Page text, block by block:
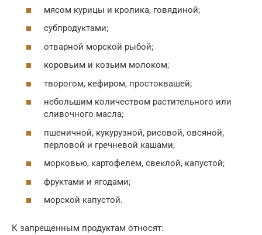
мясом курицы и кролика, говядиной;
субпродуктами;
отварной морской рыбой;
коровьим и козьим молоком;
творогом, кефиром, простоквашей;
небольшим количеством растительного или
сливочного масла;
пшеничной, кукурузной, рисовой, овсяной,
перловой и гречневой кашами;
морковью, картофелем, свеклой, капустой;
фруктами и ягодами;
морской капустой.
К запрещенным продуктам относят: